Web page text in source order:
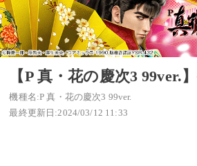
【P 真・花の慶次3 99ver.
機種名:P 真・花の慶次3 99ver.
最終更新日:2024/03/12 11:33